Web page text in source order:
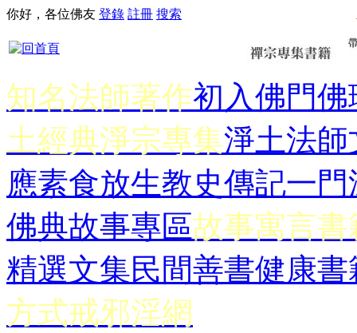
你好，各位佛友 登錄 註冊 搜索
知名法師著作初入佛門佛
土經典淨宗專集淨土法師
應素食放生教史傳記一門
佛典故事專區故事寓言書
精選文集民間善書健康書
方式戒邪淫網